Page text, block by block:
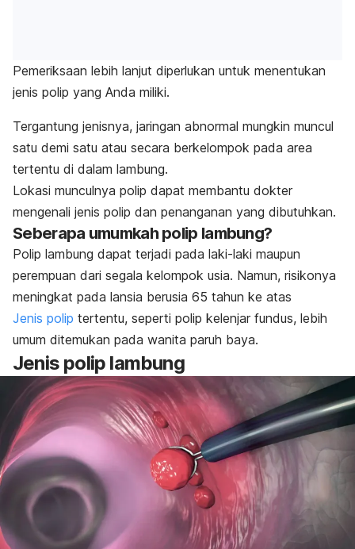
Pemeriksaan lebih lanjut diperlukan untuk menentukan
jenis polip yang Anda miliki.
Tergantung jenisnya, jaringan abnormal mungkin muncul
satu demi satu atau secara berkelompok pada area
tertentu di dalam lambung.
Lokasi munculnya polip dapat membantu dokter
mengenali jenis polip dan penanganan yang dibutuhkan.
Seberapa umumkah polip lambung?
Polip lambung dapat terjadi pada laki-laki maupun
perempuan dari segala kelompok usia. Namun, risikonya
meningkat pada lansia berusia 65 tahun ke atas
Jenis polip tertentu, seperti polip kelenjar fundus, lebih
umum ditemukan pada wanita paruh baya.
Jenis polip lambung